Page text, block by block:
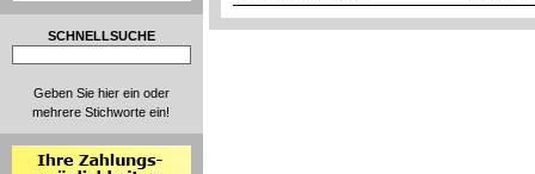
SCHNELLSUCHE
Geben Sie hier ein oder
mehrere Stichworte ein!